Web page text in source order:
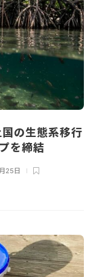
の生態系移行
を締結
25日